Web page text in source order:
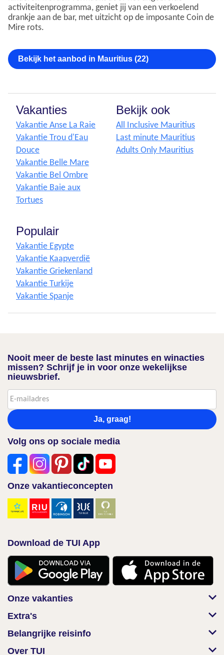
activiteitenprogramma, geniet jij van een verkoelend
drankje aan de bar, met uitzicht op de imposante Coin de
Mire rots.
Bekijk het aanbod in Mauritius (22)
Vakanties
Vakantie Anse La Raie
Vakantie Trou d'Eau
Douce
Vakantie Belle Mare
Vakantie Bel Ombre
Vakantie Baie aux
Tortues
Bekijk ook
All Inclusive Mauritius
Last minute Mauritius
Adults Only Mauritius
Populair
Vakantie Egypte
Vakantie Kaapverdië
Vakantie Griekenland
Vakantie Turkije
Vakantie Spanje
Nooit meer de beste last minutes en winacties
missen? Schrijf je in voor onze wekelijkse
nieuwsbrief.
Ja, graag!
Volg ons op sociale media
Onze vakantieconcepten
Download de TUI App
Onze vakanties
Extra's
Belangrijke reisinfo
Over TUI